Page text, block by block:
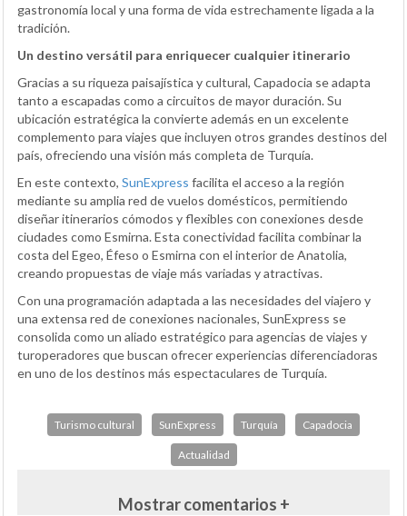
gastronomía local y una forma de vida estrechamente ligada a la
tradición.
Un destino versátil para enriquecer cualquier itinerario
Gracias a su riqueza paisajística y cultural, Capadocia se adapta
tanto a escapadas como a circuitos de mayor duración. Su
ubicación estratégica la convierte además en un excelente
complemento para viajes que incluyen otros grandes destinos del
país, ofreciendo una visión más completa de Turquía.
En este contexto, SunExpress facilita el acceso a la región
mediante su amplia red de vuelos domésticos, permitiendo
diseñar itinerarios cómodos y flexibles con conexiones desde
ciudades como Esmirna. Esta conectividad facilita combinar la
costa del Egeo, Éfeso o Esmirna con el interior de Anatolia,
creando propuestas de viaje más variadas y atractivas.
Con una programación adaptada a las necesidades del viajero y
una extensa red de conexiones nacionales, SunExpress se
consolida como un aliado estratégico para agencias de viajes y
turoperadores que buscan ofrecer experiencias diferenciadoras
en uno de los destinos más espectaculares de Turquía.
Turismo cultural SunExpress Turquía Capadocia
Actualidad
Mostrar comentarios +